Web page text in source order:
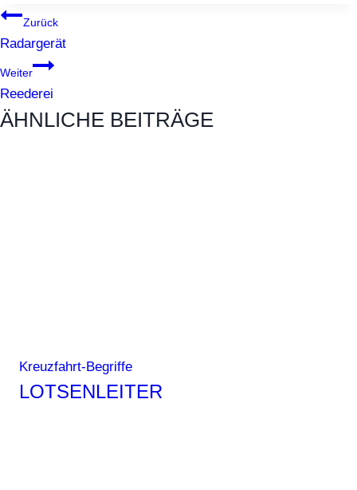
BEITRAGSNAVIGATION
Zurück
Radargerät
Weiter
Reederei
ÄHNLICHE BEITRÄGE
Kreuzfahrt-Begriffe
LOTSENLEITER